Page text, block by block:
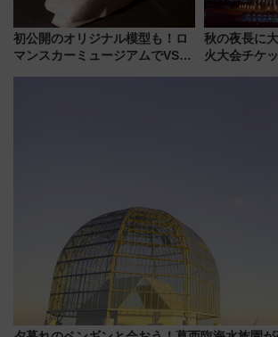
初公開のオリジナル模型も！ロ
マンスカーミュージアムでVSE
秋の夜長に
火大会チケ